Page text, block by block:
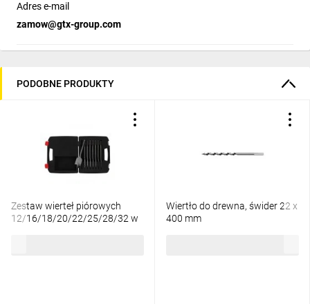
Adres e-mail
zamow@gtx-group.com
PODOBNE PRODUKTY
Zestaw wierteł piórowych
12/16/18/20/22/25/28/32 w
Wiertło do drewna, świder 22 x
400 mm